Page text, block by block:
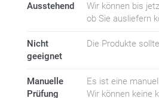
Ausstehend
Wir können bis
ob Sie ausliefern
Nicht
geeignet
Die Produkte
Manuelle
Prüfung
Es ist eine
Wir können keine